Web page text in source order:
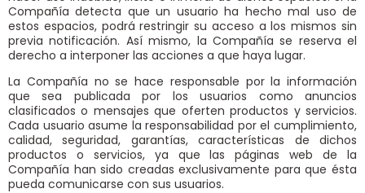
Compañía detecta que un usuario ha hecho mal uso de
estos espacios, podrá restringir su acceso a los mismos sin
previa notificación. Así mismo, la Compañía se reserva el
derecho a interponer las acciones a que haya lugar.
La Compañía no se hace responsable por la información
que sea publicada por los usuarios como anuncios
clasificados o mensajes que oferten productos y servicios.
Cada usuario asume la responsabilidad por el cumplimiento,
calidad, seguridad, garantías, características de dichos
productos o servicios, ya que las páginas web de la
Compañía han sido creadas exclusivamente para que ésta
pueda comunicarse con sus usuarios.